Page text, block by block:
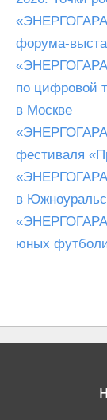
форума-
по цифровой
в Москве
фестиваля
в
юных